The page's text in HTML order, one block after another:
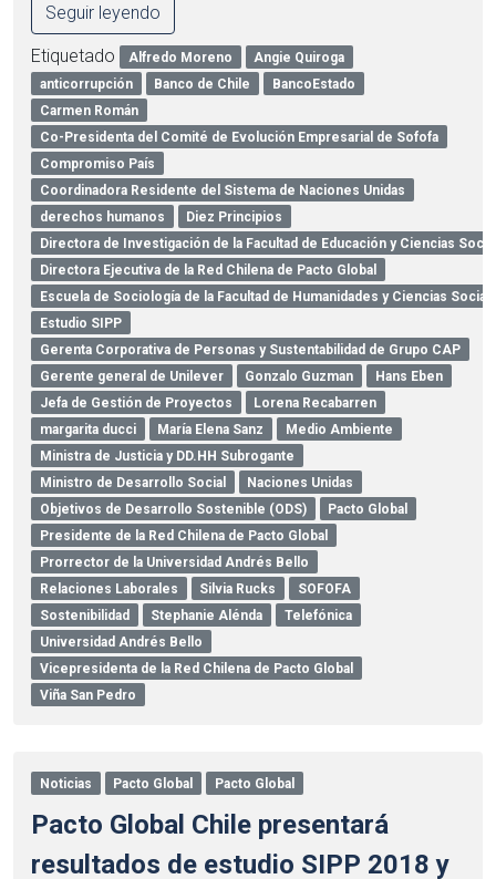
Seguir leyendo
Etiquetado Alfredo Moreno
Angie Quiroga
anticorrupción
Banco de Chile
BancoEstado
Carmen Román
Co-Presidenta del Comité de Evolución Empresarial de Sofofa
Compromiso País
Coordinadora Residente del Sistema de Naciones Unidas
derechos humanos
Diez Principios
Directora de Investigación de la Facultad de Educación y Ciencias
Directora Ejecutiva de la Red Chilena de Pacto Global
Escuela de Sociología de la Facultad de Humanidades y Ciencias
Estudio SIPP
Gerenta Corporativa de Personas y Sustentabilidad de Grupo CAP
Gerente general de Unilever
Gonzalo Guzman
Hans Eben
Jefa de Gestión de Proyectos
Lorena Recabarren
margarita ducci
María Elena Sanz
Medio Ambiente
Ministra de Justicia y DD.HH Subrogante
Ministro de Desarrollo Social
Naciones Unidas
Objetivos de Desarrollo Sostenible (ODS)
Pacto Global
Presidente de la Red Chilena de Pacto Global
Prorrector de la Universidad Andrés Bello
Relaciones Laborales
Silvia Rucks
SOFOFA
Sostenibilidad
Stephanie Alénda
Telefónica
Universidad Andrés Bello
Vicepresidenta de la Red Chilena de Pacto Global
Viña San Pedro
Noticias Pacto Global Pacto Global
Pacto Global Chile presentará
resultados de estudio SIPP 2018 y